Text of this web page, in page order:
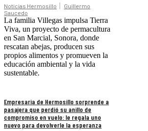
Noticias Hermosillo
Guillermo
Saucedo
La familia Villegas impulsa Tierra
Viva, un proyecto de permacultura
en San Marcial, Sonora, donde
rescatan abejas, producen sus
propios alimentos y promueven la
educación ambiental y la vida
sustentable.
Empresaria de Hermosillo sorprende a
pasajera que perdió su anillo de
compromiso en vuelo: le regala uno
nuevo para devolverle la esperanza